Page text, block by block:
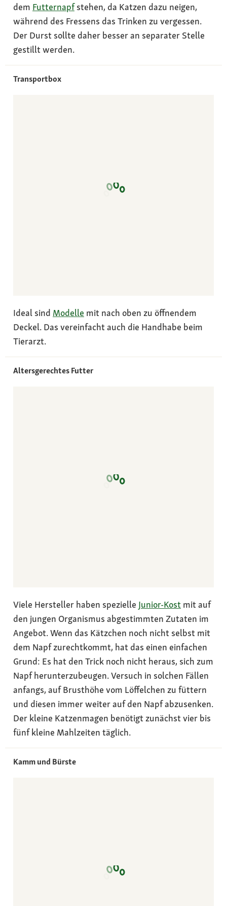
dem Futternapfstehen, da Katzen dazu neigen,
während des Fressens das Trinken zu vergessen.
Der Durst sollte daher besser an separater Stelle
gestillt werden.
Transportbox
Ideal sind Modelle mit nach oben zu öffnendem
Deckel. Das vereinfacht auch die Handhabe beim
Tierarzt.
Altersgerechtes Futter
Viele Hersteller haben spezielle Junior-Kost mit auf
den jungen Organismus abgestimmten Zutaten im
Angebot. Wenn das Kätzchen noch nicht selbst mit
dem Napf zurechtkommt, hat das einen einfachen
Grund: Es hat den Trick noch nicht heraus, sich zum
Napf herunterzubeugen. Versuch in solchen Fällen
anfangs, auf Brusthöhe vom Löffelchen zu füttern
und diesen immer weiter auf den Napf abzusenken.
Der kleine Katzenmagen benötigt zunächst vier bis
fünf kleine Mahlzeiten täglich.
Kamm und Bürste